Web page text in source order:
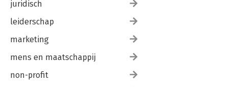
juridisch
leiderschap
marketing
mens en maatschappij
non-profit